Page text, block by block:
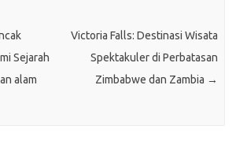
Sejarah
alam
Victoria Falls: Destinasi Wisata
Spektakuler di Perbatasan
Zimbabwe dan Zambia →